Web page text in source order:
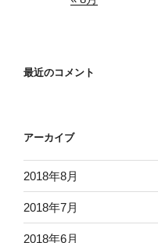
最近のコメント
アーカイブ
2018年8月
2018年7月
2018年6月